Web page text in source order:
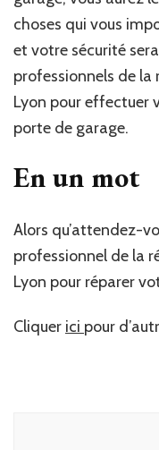
choses qui vous
et votre sécurité
professionnels de
Lyon pour effectuer
porte de garage.
En un mot
Alors qu’attendez-
professionnel de la
Lyon pour réparer
Cliquer ici pour